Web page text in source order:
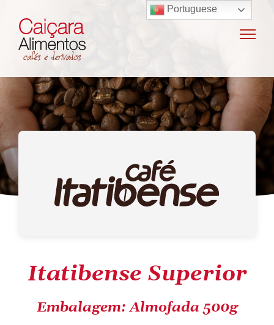
Sobre o grupo
Máquinas de café
Locação e vendas de máquinas de café
Insumos para máquinas de café
Manutenção e oficina
Nossas marcas
Produtos
SAC / Ouvidoria
Itatibense Superior
Embalagem: Almofada 500g
Portuguese